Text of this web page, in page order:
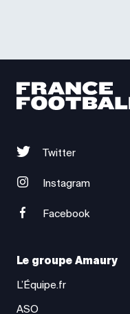
Twitter
Instagram
Facebook
Le groupe Amaury
L’Équipe.fr
ASO